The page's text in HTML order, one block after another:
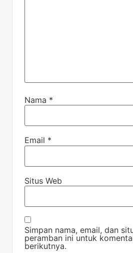
Nama *
Email *
Situs Web
Simpan nama, email, dan
peramban ini untuk
berikutnya.